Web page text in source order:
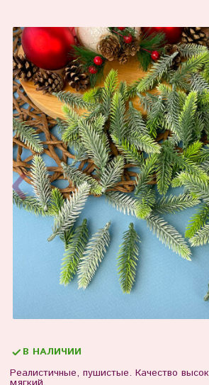
Реалистичные, пушистые. Качество
В НАЛИЧИИ